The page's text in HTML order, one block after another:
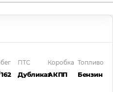
ПТС
Дубликат
Коробка
АКПП
Топливо
Бензин